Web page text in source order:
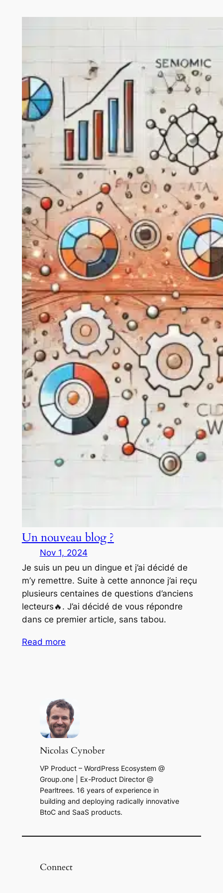
Un nouveau blog ?
Nov 1, 2024
Je suis un peu un dingue et j’ai décidé de
m’y remettre. Suite à cette annonce j’ai reçu
plusieurs centaines de questions d’anciens
lecteurs🔥. J’ai décidé de vous répondre
dans ce premier article, sans tabou.
Read more
Nicolas Cynober
VP Product – WordPress Ecosystem @
Group.one | Ex-Product Director @
Pearltrees. 16 years of experience in
building and deploying radically innovative
BtoC and SaaS products.
Connect